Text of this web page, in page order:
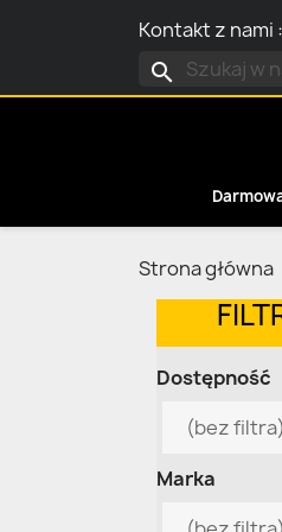
Kontakt z nami :
search
Strona główna
Dostępność
(bez filtra)
Marka